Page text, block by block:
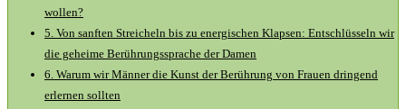
wollen?
5. Von sanften Streicheln bis zu energischen Klapsen: Entschlüsseln wir
die geheime Berührungssprache der Damen
6. Warum wir Männer die Kunst der Berührung von Frauen dringend
erlernen sollten